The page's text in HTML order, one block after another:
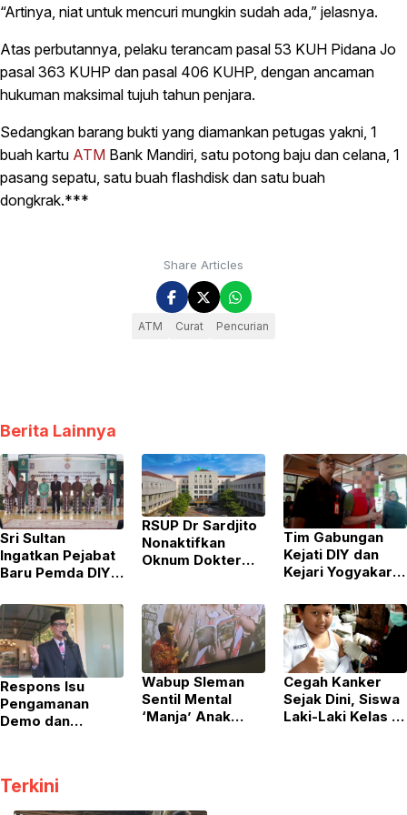
“Artinya, niat untuk mencuri mungkin sudah ada,” jelasnya.
Atas perbutannya, pelaku terancam pasal 53 KUH Pidana Jo
pasal 363 KUHP dan pasal 406 KUHP, dengan ancaman
hukuman maksimal tujuh tahun penjara.
Sedangkan barang bukti yang diamankan petugas yakni, 1
buah kartu ATM Bank Mandiri, satu potong baju dan celana, 1
pasang sepatu, satu buah flashdisk dan satu buah
dongkrak.***
Share Articles
ATM Curat Pencurian
Berita Lainnya
Sri Sultan
Ingatkan Pejabat
Baru Pemda DIY:
Lahir dari Kerja
Nyata, Bukan
Kursi Kekuasaan
RSUP Dr Sardjito
Nonaktifkan
Oknum Dokter
Pasien BPJS
Tim Gabungan
Kejati DIY dan
Kejari Yogyakarta
Kasus Zina
Setelah 10 Tahun
Pelarian
Respons Isu
Pengamanan
Demo dan
Kapolda Pastikan
Jogja Aman
Wabup Sleman
Sentil Mental
‘Manja’ Anak
Cegah Kanker
Sejak Dini, Siswa
Laki-Laki Kelas 5
Terkini